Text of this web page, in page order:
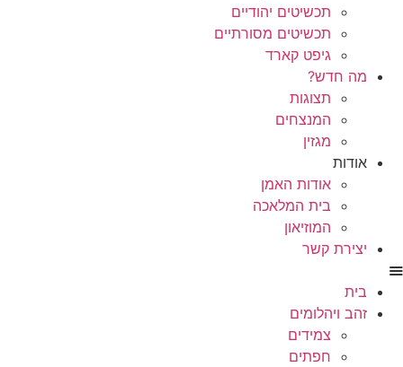
תכשיטים יהודיים
תכשיטים מסורתיים
גיפט קארד
מה חדש?
תצוגות
המנצחים
מגזין
אודות
אודות האמן
בית המלאכה
המוזיאון
יצירת קשר
בית
זהב ויהלומים
צמידים
חפתים